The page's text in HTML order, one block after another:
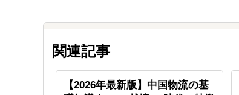
関連記事
【2026年最新版】中国物流の基